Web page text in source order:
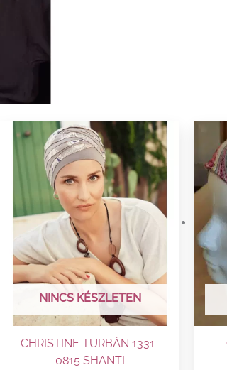
NINCS KÉSZLETEN
CHRISTINE TURBÁN 1331-
0815 SHANTI